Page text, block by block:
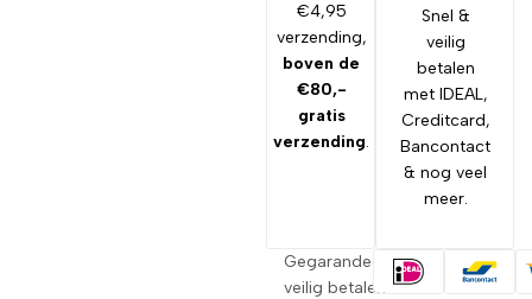
€4,95
verzending,
boven de
€80,-
gratis
verzending.
Snel &
veilig
betalen
met IDEAL,
Creditcard,
Bancontact
& nog veel
meer.
Gegarandeerd
veilig betalen